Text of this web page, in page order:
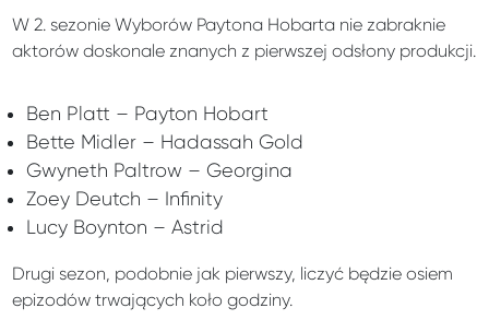
W 2. sezonie Wyborów Paytona Hobarta nie zabraknie
aktorów doskonale znanych z pierwszej odsłony produkcji.
Ben Platt – Payton Hobart
Bette Midler – Hadassah Gold
Gwyneth Paltrow – Georgina
Zoey Deutch – Infinity
Lucy Boynton – Astrid
Drugi sezon, podobnie jak pierwszy, liczyć będzie osiem
epizodów trwających koło godziny.